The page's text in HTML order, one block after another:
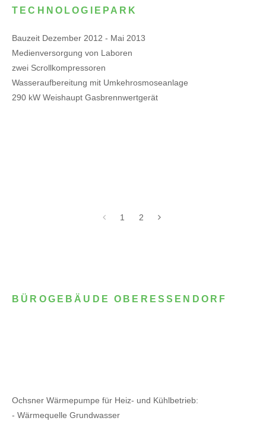
TECHNOLOGIEPARK
Bauzeit Dezember 2012 - Mai 2013
Medienversorgung von Laboren
zwei Scrollkompressoren
Wasseraufbereitung mit Umkehrosmoseanlage
290 kW Weishaupt Gasbrennwertgerät
1 2
BÜROGEBÄUDE OBERESSENDORF
Ochsner Wärmepumpe für Heiz- und Kühlbetrieb:
- Wärmequelle Grundwasser